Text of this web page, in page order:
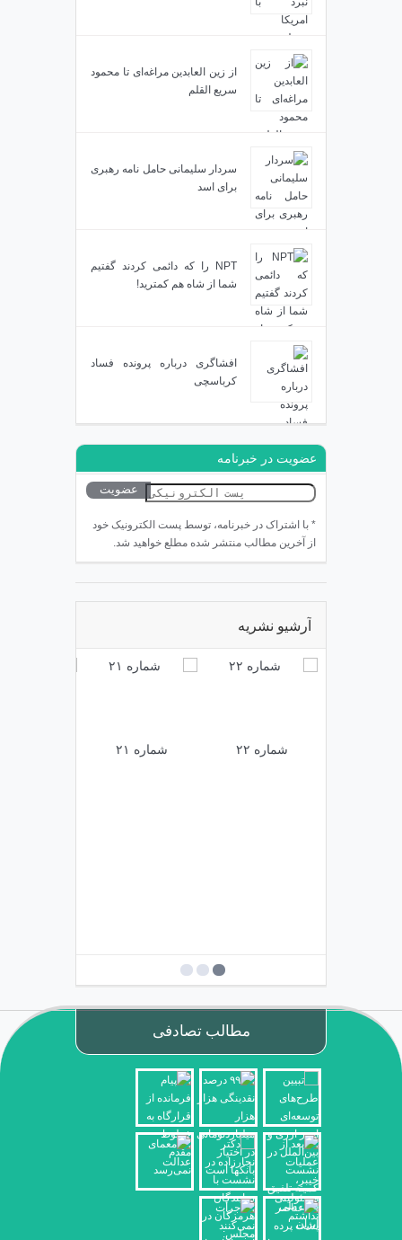
از زین العابدین مراغه‌ای تا محمود
سریع القلم
سردار سلیمانی حامل نامه رهبری
برای اسد
NPT را که دائمی کردند گفتیم
شما از شاه هم کمترید!
افشاگری درباره پرونده فساد
کرباسچی
عضویت در خبرنامه
* با اشتراک در خبرنامه، توسط پست الکترونیک خود
از آخرین مطالب منتشر شده مطلع خواهید شد.
آرشیو نشریه
شماره ۲۲ شماره ۲۱
مطالب تصادفی